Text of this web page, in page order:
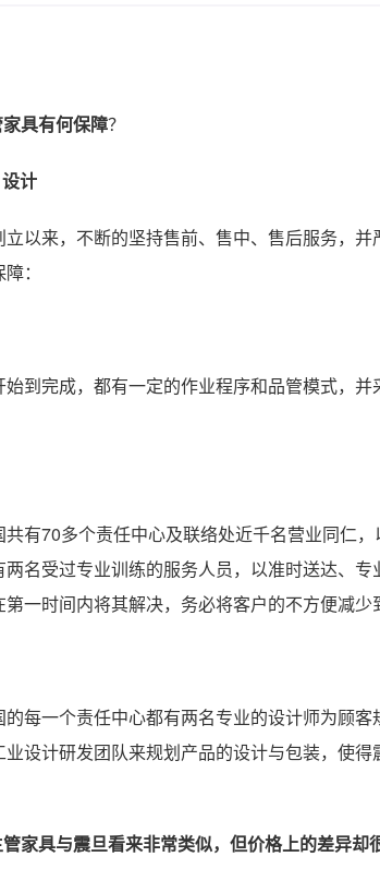
具有何保障？
计
以来，不断的坚持售前、售中、售后服务，
：
到完成，都有一定的作业程序和品管模式，
有70多个责任中心及联络处近千名营业同仁，
名受过专业训练的服务人员，以准时送达、
一时间内将其解决，务必将客户的不方便减少
的每一个责任中心都有两名专业的设计师为顾
设计研发团队来规划产品的设计与包装，使
家具与震旦看来非常类似，但价格上的差异却